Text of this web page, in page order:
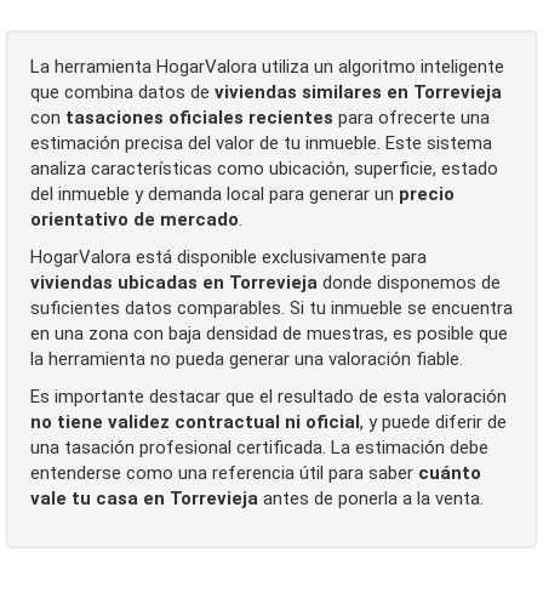
La herramienta HogarValora utiliza un algoritmo inteligente
que combina datos de viviendas similares en Torrevieja
con tasaciones oficiales recientes para ofrecerte una
estimación precisa del valor de tu inmueble. Este sistema
analiza características como ubicación, superficie, estado
del inmueble y demanda local para generar un precio
orientativo de mercado
HogarValora está disponible exclusivamente para
viviendas ubicadas en Torrevieja donde disponemos de
suficientes datos comparables. Si tu inmueble se encuentra
en una zona con baja densidad de muestras, es posible que
la herramienta no pueda generar una valoración fiable.
Es importante destacar que el resultado de esta valoración
no tiene validez contractual ni oficial, y puede diferir de
una tasación profesional certificada. La estimación debe
entenderse como una referencia útil para saber cuánto
vale tu casa en Torrevieja antes de ponerla a la venta.